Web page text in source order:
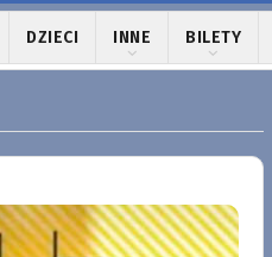
DZIECI INNE BILETY